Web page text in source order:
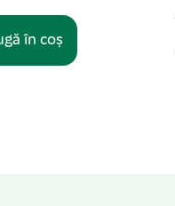
în coș